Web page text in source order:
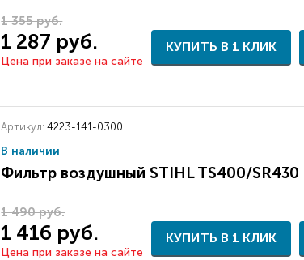
1 355 руб.
1 287 руб.
Цена при заказе на сайте
КУПИТЬ В 1 КЛИК
Артикул: 4223-141-0300
В наличии
Фильтр воздушный STIHL TS400/SR430
1 490 руб.
1 416 руб.
Цена при заказе на сайте
КУПИТЬ В 1 КЛИК